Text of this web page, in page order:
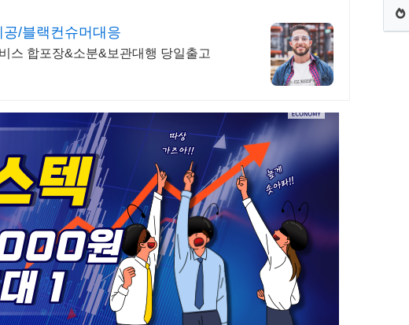
/블랙컨슈머대응
스 합포장&소분&보관대행 당일출고